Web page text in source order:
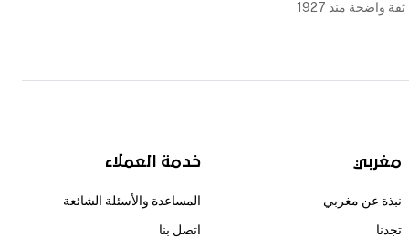
ثقة واضحة منذ 1927
مغربي
نبذة عن مغربي
تجدنا
خدمة العملاء
المساعدة والأسئلة الشائعة
اتصل بنا